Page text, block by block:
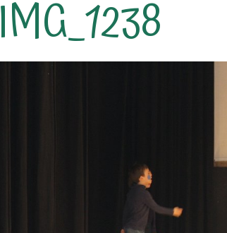
IMG_1238